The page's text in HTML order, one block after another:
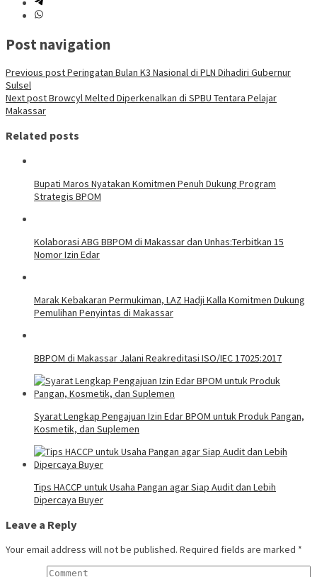
Post navigation
Previous postPeringatan Bulan K3 Nasional di PLN Dihadiri Gubernur
Sulsel
Next postBrowcyl Melted Diperkenalkan di SPBU Tentara Pelajar
Makassar
Related posts
Bupati Maros Nyatakan Komitmen Penuh Dukung Program
Strategis BPOM
Kolaborasi ABG BBPOM di Makassar dan Unhas:Terbitkan 15
Nomor Izin Edar
Marak Kebakaran Permukiman, LAZ Hadji Kalla Komitmen Dukung
Pemulihan Penyintas di Makassar
BBPOM di Makassar Jalani Reakreditasi ISO/IEC 17025:2017
Syarat Lengkap Pengajuan Izin Edar BPOM untuk Produk Pangan,
Kosmetik, dan Suplemen
Tips HACCP untuk Usaha Pangan agar Siap Audit dan Lebih
Dipercaya Buyer
Leave a Reply
Your email address will not be published. Required fields are marked *